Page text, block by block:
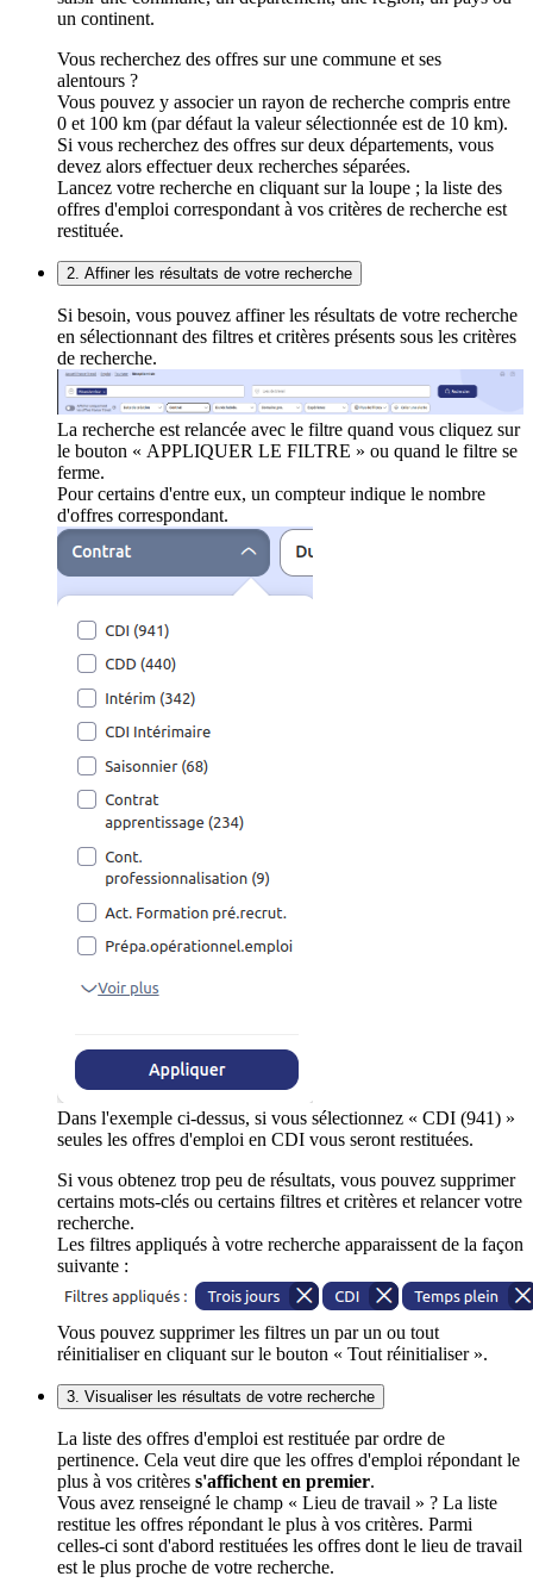
un continent.
Vous recherchez des offres sur une commune et ses
alentours ?
Vous pouvez y associer un rayon de recherche compris entre
0 et 100 km (par défaut la valeur sélectionnée est de 10 km).
Si vous recherchez des offres sur deux départements, vous
devez alors effectuer deux recherches séparées.
Lancez votre recherche en cliquant sur la loupe ; la liste des
offres d'emploi correspondant à vos critères de recherche est
restituée.
2. Affiner les résultats de votre recherche
Si besoin, vous pouvez affiner les résultats de votre recherche
en sélectionnant des filtres et critères présents sous les critères
de recherche.
La recherche est relancée avec le filtre quand vous cliquez sur
le bouton « APPLIQUER LE FILTRE » ou quand le filtre se
ferme.
Pour certains d'entre eux, un compteur indique le nombre
d'offres correspondant.
Dans l'exemple ci-dessus, si vous sélectionnez « CDI (941) »
seules les offres d'emploi en CDI vous seront restituées.
Si vous obtenez trop peu de résultats, vous pouvez supprimer
certains mots-clés ou certains filtres et critères et relancer votre
recherche.
Les filtres appliqués à votre recherche apparaissent de la façon
suivante :
Vous pouvez supprimer les filtres un par un ou tout
réinitialiser en cliquant sur le bouton « Tout réinitialiser ».
3. Visualiser les résultats de votre recherche
La liste des offres d'emploi est restituée par ordre de
pertinence. Cela veut dire que les offres d'emploi répondant le
plus à vos critères s'affichent en premier.
Vous avez renseigné le champ « Lieu de travail » ? La liste
restitue les offres répondant le plus à vos critères. Parmi
celles-ci sont d'abord restituées les offres dont le lieu de travail
est le plus proche de votre recherche.